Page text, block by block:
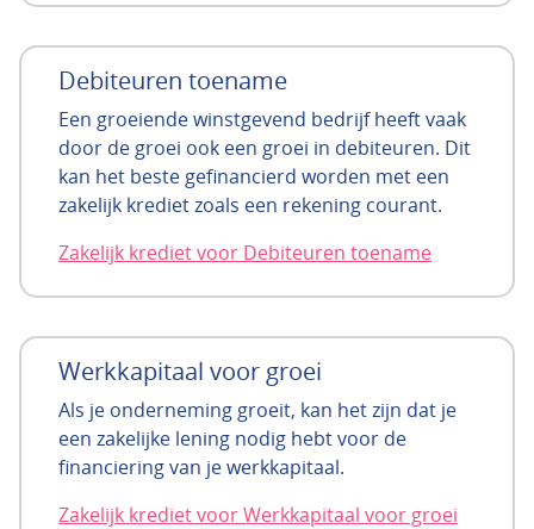
Debiteuren toename
Een groeiende winstgevend bedrijf heeft vaak
door de groei ook een groei in debiteuren. Dit
kan het beste gefinancierd worden met een
zakelijk krediet zoals een rekening courant.
Zakelijk krediet voor Debiteuren toename
Werkkapitaal voor groei
Als je onderneming groeit, kan het zijn dat je
een zakelijke lening nodig hebt voor de
financiering van je werkkapitaal.
Zakelijk krediet voor Werkkapitaal voor groei